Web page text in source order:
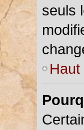
seuls
Haut